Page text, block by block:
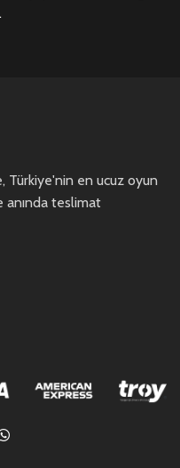
Türkiye'nin en ucuz oyun
anında teslimat